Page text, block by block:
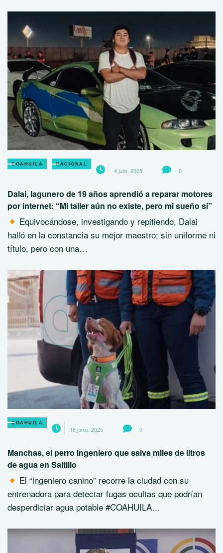
COAHUILA NACIONAL
4 julio, 2025 0
Dalai, lagunero de 19 años aprendió a reparar motores
por internet: “Mi taller aún no existe, pero mi sueño sí”
Equivocándose, investigando y repitiendo, Dalai
halló en la constancia su mejor maestro; sin uniforme ni
título, pero con una…
COAHUILA
16 junio, 2025 0
Manchas, el perro ingeniero que salva miles de litros
de agua en Saltillo
El “ingeniero canino” recorre la ciudad con su
entrenadora para detectar fugas ocultas que podrían
desperdiciar agua potable #COAHUILA…